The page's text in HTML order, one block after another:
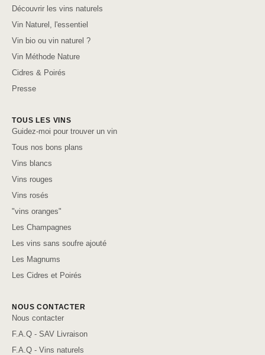
Découvrir les vins naturels
Vin Naturel, l'essentiel
Vin bio ou vin naturel ?
Vin Méthode Nature
Cidres & Poirés
Presse
TOUS LES VINS
Guidez-moi pour trouver un vin
Tous nos bons plans
Vins blancs
Vins rouges
Vins rosés
"vins oranges"
Les Champagnes
Les vins sans soufre ajouté
Les Magnums
Les Cidres et Poirés
NOUS CONTACTER
Nous contacter
F.A.Q - SAV Livraison
F.A.Q - Vins naturels